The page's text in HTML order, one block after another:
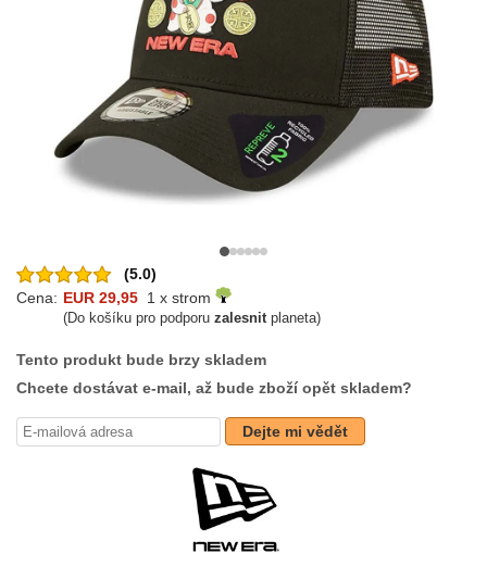
(5.0)
Cena: EUR 29,95 1 x strom
(Do košíku pro podporu zalesnitplaneta)
Tento produkt bude brzy skladem
Chcete dostávat e-mail, až bude zboží opět skladem?
Dejte mi vědět